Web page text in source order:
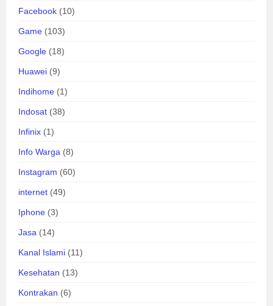
Facebook (10)
Game (103)
Google (18)
Huawei (9)
Indihome (1)
Indosat (38)
Infinix (1)
Info Warga (8)
Instagram (60)
internet (49)
Iphone (3)
Jasa (14)
Kanal Islami (11)
Kesehatan (13)
Kontrakan (6)